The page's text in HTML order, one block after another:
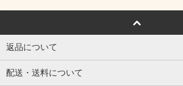
返品について
配送・送料について